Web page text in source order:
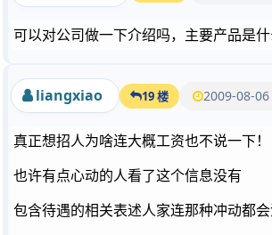
可以对公司做一下介绍吗，主要产品是
liangxiao 19 楼 2009-08-
真正想招人为啥连大概工资也不说一下！
也许有点心动的人看了这个信息没有
包含待遇的相关表述人家连那种冲动都会